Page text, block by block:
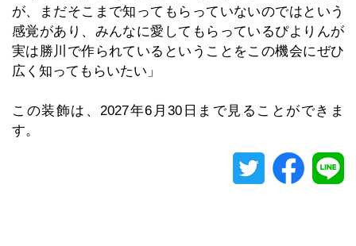
が、まだそこまで知ってもらっていないのではという
感覚があり、みんなに愛してもらっているぴよりんが
実は勝川で作られているということをこの機会にぜひ
広く知ってもらいたい」
この装飾は、2027年6月30日まで見ることができま
す。